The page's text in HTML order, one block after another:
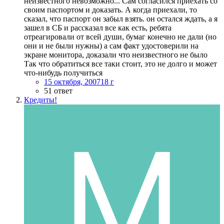
своим паспортом и доказать. А когда приехали, то
сказал, что паспорт он забыл взять. он остался ждать, а я
зашел в СБ и рассказал все как есть, ребята
отреагировали от всей души, бумаг конечно не дали (но
они и не были нужны) а сам факт удостоверили на
экране монитора, доказали что неизвестного не было
Так что обратиться все таки стоит, это не долго и может
что-нибудь получиться
15 октября, 200718 г
51 ответ
Кредиты!